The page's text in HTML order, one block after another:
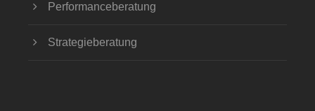
Performanceberatung
Strategieberatung